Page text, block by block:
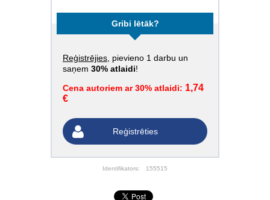
Gribi lētāk?
Reģistrējies , pievieno 1 darbu un
saņem 30% atlaidi!
Cena autoriem ar 30% atlaidi: 1,74
€
Reģistrēties
Identifikators: 155515